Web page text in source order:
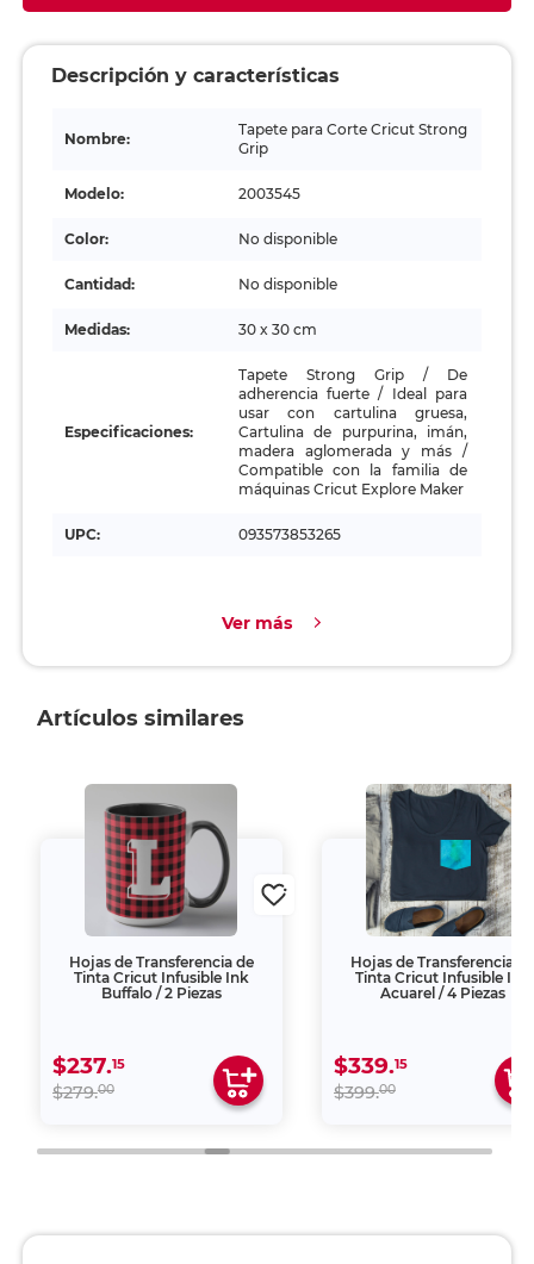
Descripción y características
Nombre:
Tapete para Corte Cricut Strong
Grip
Modelo: 2003545
Color: No disponible
Cantidad: No disponible
Medidas: 30 x 30 cm
Especificaciones:
Tapete Strong Grip / De
adherencia fuerte / Ideal para
usar con cartulina gruesa,
Cartulina de purpurina, imán,
madera aglomerada y más /
Compatible con la familia de
máquinas Cricut Explore Maker
UPC: 093573853265
Ver más
Artículos similares
Hojas de Transferencia de
Tinta Cricut Infusible Ink
Buffalo / 2 Piezas
$237.15
$279.00
Hojas de Transferencia de
Tinta Cricut Infusible Ink
Acuarel / 4 Piezas
$339.15
$399.00